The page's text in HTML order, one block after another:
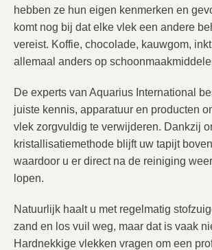
hebben ze hun eigen kenmerken en
komt nog bij dat elke vlek een andere
vereist. Koffie, chocolade, kauwgom,
allemaal anders op
De experts van Aquarius International
juiste kennis, apparatuur en producten
vlek zorgvuldig te verwijderen. Dankzij
kristallisatiemethode blijft uw tapijt
waardoor u er direct na de reiniging
lopen.
Natuurlijk haalt u met regelmatig
zand en los vuil weg, maar dat is vaak
Hardnekkige vlekken vragen om een